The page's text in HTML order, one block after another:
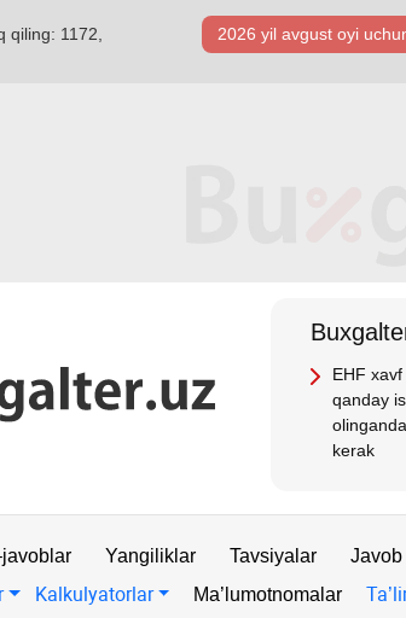
qiling: 1172,
2026 yil avgust oyi
EHF
qanday
kerak
Yangiliklar Tavsiyalar
Javob
Kalkulyatorlar Ma’lumotnomalar